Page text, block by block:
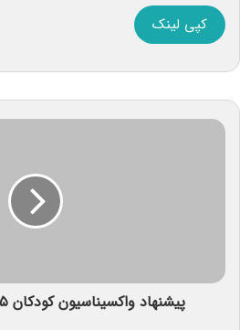
کپی لینک
پیشنهاد واکسیناسیون کودکان ۵ تا ۱۱ ساله ارایه شد